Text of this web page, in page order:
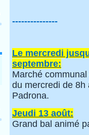
---------------
Le mercredi
septembre:
Marché
du mercredi de 8h
Padrona.
Jeudi 13 août:
Grand bal animé